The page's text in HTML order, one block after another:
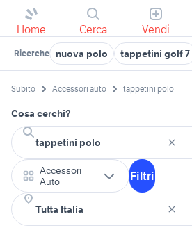
Home Cerca Vendi
Ricerche nuova polo tappetini golf 7
Subito Accessori auto tappetini polo
Cosa cerchi?
Accessori
Auto
Filtri